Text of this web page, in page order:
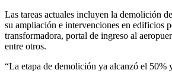
Las tareas actuales incluyen la demolición
su ampliación e intervenciones en edificios
transformadora, portal de ingreso al
entre otros.
“La etapa de demolición ya alcanzó el 50%